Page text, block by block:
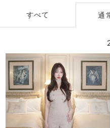
すべて 通